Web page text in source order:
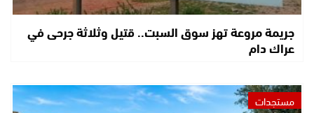
جريمة مروعة تهز سوق السبت.. قتيل وثلاثة جرحى في
عراك دام
مستجدات